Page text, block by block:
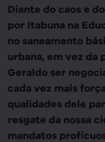
Diante do caos e
por Itabuna na
no saneamento
urbana, em vez da
Geraldo ser
cada vez mais
qualidades dele
resgate da nossa
mandatos